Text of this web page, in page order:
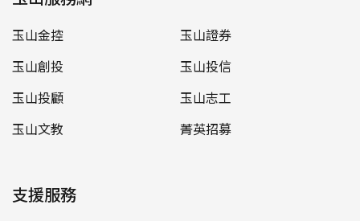
玉山金控
玉山證券
玉山創投
玉山投信
玉山投顧
玉山志工
玉山文教
菁英招募
支援服務